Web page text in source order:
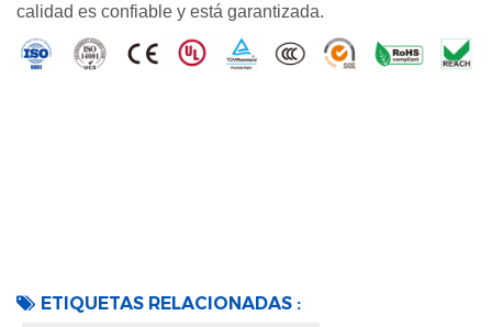
calidad es confiable y está garantizada.
ETIQUETAS RELACIONADAS :